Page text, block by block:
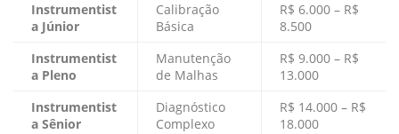
Instrumentist
a Júnior
Calibração
Básica
R$ 6.000 – R$
8.500
Instrumentist
a Pleno
Manutenção
de Malhas
R$ 9.000 – R$
13.000
Instrumentist
a Sênior
Diagnóstico
Complexo
R$ 14.000 – R$
18.000